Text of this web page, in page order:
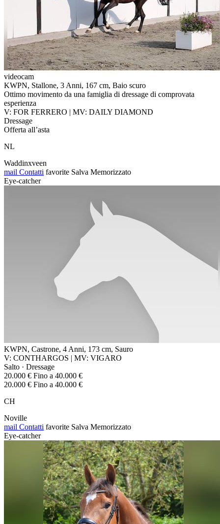
videocam
KWPN, Stallone, 3 Anni, 167 cm, Baio scuro
Ottimo movimento da una famiglia di dressage di comprovata
esperienza
V: FOR FERRERO | MV: DAILY DIAMOND
Dressage
Offerta all’asta
NL
Waddinxveen
mail Contatti favorite Salva Memorizzato
Eye-catcher
KWPN, Castrone, 4 Anni, 173 cm, Sauro
V: CONTHARGOS | MV: VIGARO
Salto · Dressage
20.000 € Fino a 40.000 €
20.000 € Fino a 40.000 €
CH
Noville
mail Contatti favorite Salva Memorizzato
Eye-catcher